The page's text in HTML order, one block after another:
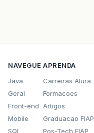
NAVEGUE
Java
Geral
Front-end
Mobile
SQL
APRENDA
Carreiras Alura
Formacoes
Artigos
Graduacao FIAP
Pos-Tech FIAP